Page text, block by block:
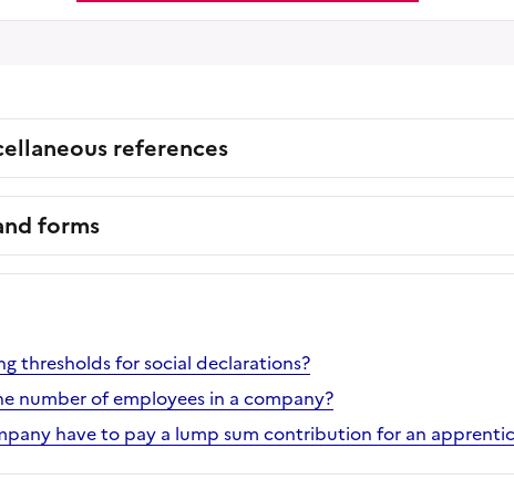
references
forms
thresholds for social declarations?
number of employees in a company?
have to pay a lump sum contribution for an